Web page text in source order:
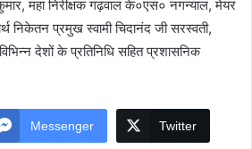
महा निरीक्षक गढ़वाल के०एस० नगन्याल, मेयर
निकेतन प्रमुख स्वामी चिदानंद जी सरस्वती,
देशों के प्रतिनिधि सहित प्रशासनिक
Messenger Twitter